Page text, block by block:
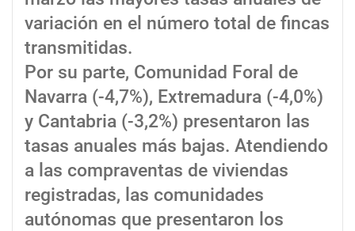
variación en el número total de fincas
transmitidas.
Por su parte, Comunidad Foral de
Navarra (-4,7%), Extremadura (-4,0%)
y Cantabria (-3,2%) presentaron las
tasas anuales más bajas. Atendiendo
a las compraventas de viviendas
registradas, las comunidades
autónomas que presentaron los